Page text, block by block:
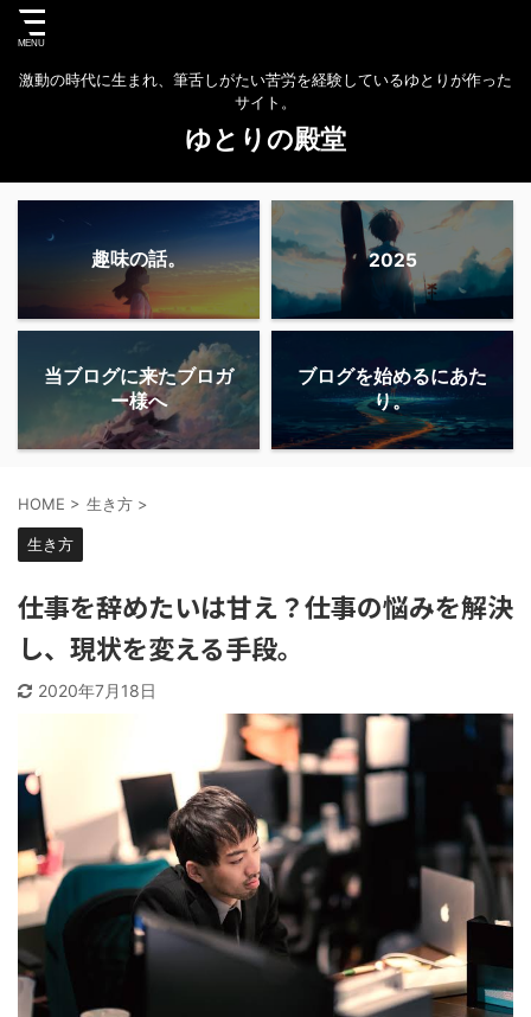
激動の時代に生まれ、筆舌しがたい苦労を経験しているゆとりが作った
サイト。
ゆとりの殿堂
趣味の話。 2025
当ブログに来たブロガ
ー様へ
ブログを始めるにあた
り。
HOME > 生き方 >
生き方
仕事を辞めたいは甘え？仕事の悩みを解決
し、現状を変える手段。
2020年7月18日